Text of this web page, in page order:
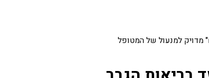
מדויק למנעול של המטופל